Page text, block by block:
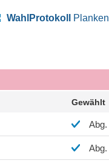
WahlProtokoll Planken
Gewählt
Abg.
Abg.